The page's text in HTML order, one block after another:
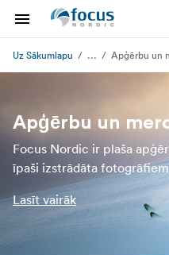
Uz Sākumlapu ... Apģērbu un
Apģērbu un
Focus Nordic ir plaša
īpaši izstrādāta
stilu, komfortu un
esat gatavs jebkurai
Lasīt vairāk